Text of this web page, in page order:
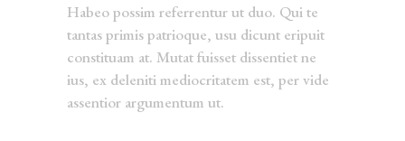
Habeo possim referrentur ut duo. Qui te
tantas primis patrioque, usu dicunt eripuit
constituam at. Mutat fuisset dissentiet ne
ius, ex deleniti mediocritatem est, per vide
assentior argumentum ut.